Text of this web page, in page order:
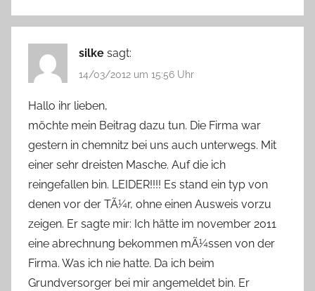
silke sagt:
14/03/2012 um 15:56 Uhr
Hallo ihr lieben,
möchte mein Beitrag dazu tun. Die Firma war
gestern in chemnitz bei uns auch unterwegs. Mit
einer sehr dreisten Masche. Auf die ich
reingefallen bin. LEIDER!!!! Es stand ein typ von
denen vor der TÃ¼r, ohne einen Ausweis vorzu
zeigen. Er sagte mir: Ich hätte im november 2011
eine abrechnung bekommen mÃ¼ssen von der
Firma. Was ich nie hatte. Da ich beim
Grundversorger bei mir angemeldet bin. Er